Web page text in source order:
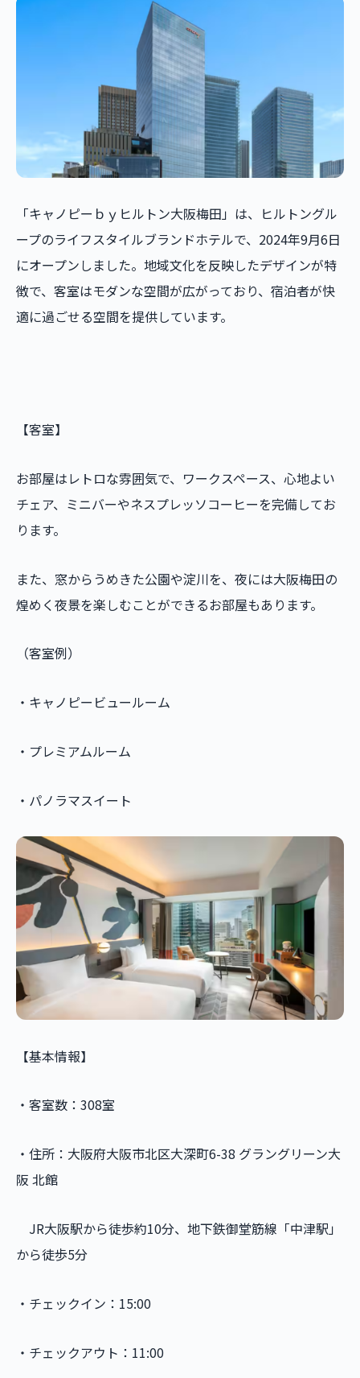
「キャノピーｂｙヒルトン大阪梅田」は、ヒルトングル
ープのライフスタイルブランドホテルで、2024年9月6日
にオープンしました。地域文化を反映したデザインが特
徴で、客室はモダンな空間が広がっており、宿泊者が快
適に過ごせる空間を提供しています。
【客室】
お部屋はレトロな雰囲気で、ワークスペース、心地よい
チェア、ミニバーやネスプレッソコーヒーを完備してお
ります。
また、窓からうめきた公園や淀川を、夜には大阪梅田の
煌めく夜景を楽しむことができるお部屋もあります。
（客室例）
・キャノピービュールーム
・プレミアムルーム
・パノラマスイート
【基本情報】
・客室数：308室
・住所：大阪府大阪市北区大深町6-38 グラングリーン大
阪 北館
JR大阪駅から徒歩約10分、地下鉄御堂筋線「中津駅」
から徒歩5分
・チェックイン：15:00
・チェックアウト：11:00